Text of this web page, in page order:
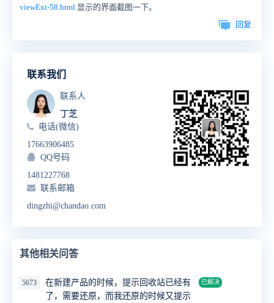
viewExt-58.html 显示的界面截图一下。
回复
联系我们
联系人
丁芝
电话(微信)
17663906485
QQ号码
1481227768
联系邮箱
dingzhi@chandao.com
其他相关问答
5673
在新建产品的时候，提示回收站已经有
了，需要还原，而我还原的时候又提示
已解决